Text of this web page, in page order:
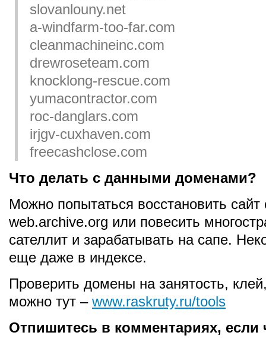
slovanlouny.net
a-windfarm-too-far.com
cleanmachineinc.com
drewroseteam.com
knocklong-rescue.com
yumacontractor.com
roc-danglars.com
irjgv-cuxhaven.com
freecashclose.com
Что делать с данными доменами?
Можно попытаться восстановить
web.archive.org или повесить
сателлит и зарабатывать на сапе.
еще даже в индексе.
Проверить домены на занятость,
можно тут – www.raskruty.ru/tools
Отпишитесь в комментариях, если